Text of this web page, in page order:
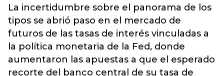
La incertidumbre sobre el panorama de los
tipos se abrió paso en el mercado de
futuros de las tasas de interés vinculadas a
la política monetaria de la Fed, donde
aumentaron las apuestas a que el esperado
recorte del banco central de su tasa de